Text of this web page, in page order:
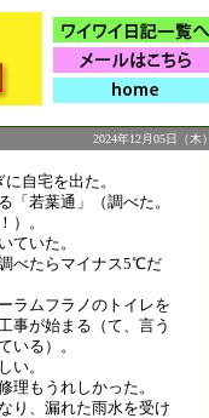
2024年12月05日（木）
自宅を出た。
「若葉通」（調べた。
）。
ていた。
べたらマイナス5℃だ
ラムフラノのトイレを
事が始まる（て、言う
いる）。
い。
理もうれしかった。
り、漏れた雨水を受け